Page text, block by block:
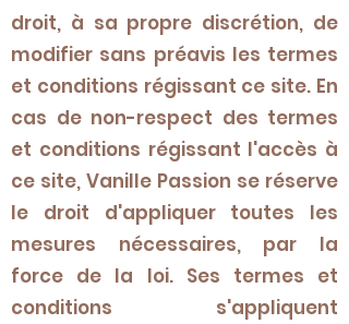
droit, à sa propre discrétion, de
modifier sans préavis les termes
et conditions régissant ce site. En
cas de non-respect des termes
et conditions régissant l'accès à
ce site, Vanille Passion se réserve
le droit d'appliquer toutes les
mesures nécessaires, par la
force de la loi. Ses termes et
conditions s'appliquent